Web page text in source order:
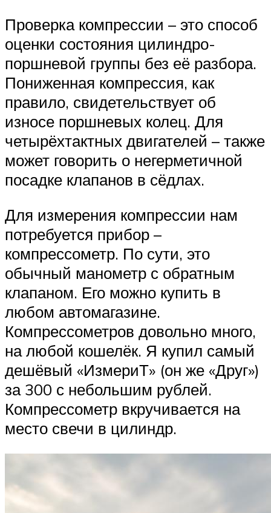
Проверка компрессии – это способ
оценки состояния цилиндро-
поршневой группы без её разбора.
Пониженная компрессия, как
правило, свидетельствует об
износе поршневых колец. Для
четырёхтактных двигателей – также
может говорить о негерметичной
посадке клапанов в сёдлах.
Для измерения компрессии нам
потребуется прибор –
компрессометр. По сути, это
обычный манометр с обратным
клапаном. Его можно купить в
любом автомагазине.
Компрессометров довольно много,
на любой кошелёк. Я купил самый
дешёвый «ИзмериТ» (он же «Друг»)
за 300 с небольшим рублей.
Компрессометр вкручивается на
место свечи в цилиндр.